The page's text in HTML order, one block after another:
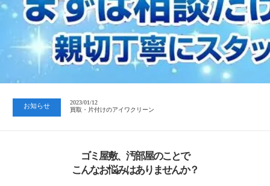
お知らせ
2023/01/12
買取・片付けのアイワクリーン
2023/07/24
中日新聞 岐阜版「空き家対策SOS」コーナーに掲載いただきまし…
2023/01/12
買取・片付けのアイワクリーン
ゴミ屋敷、汚部屋のことで
こんなお悩みはありませんか？